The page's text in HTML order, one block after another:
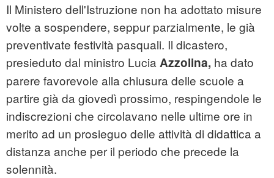
Il Ministero dell'Istruzione non ha adottato misure
volte a sospendere, seppur parzialmente, le già
preventivate festività pasquali. Il dicastero,
presieduto dal ministro Lucia Azzolina, ha dato
parere favorevole alla chiusura delle scuole a
partire già da giovedì prossimo, respingendole le
indiscrezioni che circolavano nelle ultime ore in
merito ad un prosieguo delle attività di didattica a
distanza anche per il periodo che precede la
solennità.